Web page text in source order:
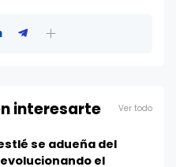
interesarte Ver todo
se adueña del
el